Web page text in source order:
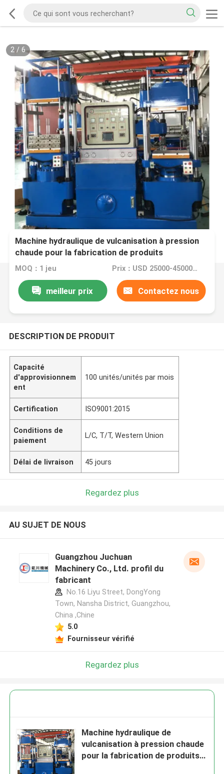
2/ 6
Machine hydraulique de vulcanisation à pression
chaude pour la fabrication de produits
automobiles à anneaux O (250 tonnes)
MOQ：1 jeu Prix：USD 25000-45000/ set
meilleur prix Contactez nous
DESCRIPTION DE PRODUIT
Capacité
d'approvisionnem
ent
100 unités/unités par mois
Certification ISO9001:2015
Conditions de
paiement
L/C, T/T, Western Union
Délai de livraison 45 jours
Regardez plus
AU SUJET DE NOUS
Guangzhou Juchuan
Machinery Co., Ltd. profil du
fabricant
No.16 Liyu Street, DongYong
Town, Nansha District, Guangzhou,
China ,Chine
5.0
Fournisseur vérifié
Regardez plus
Machine hydraulique de
vulcanisation à pression chaude
pour la fabrication de produits